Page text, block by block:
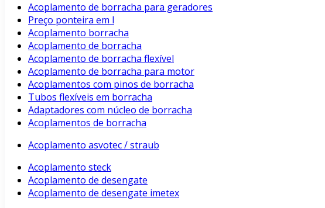
Acoplamento de borracha para geradores
Preço ponteira em l
Acoplamento borracha
Acoplamento de borracha
Acoplamento de borracha flexível
Acoplamento de borracha para motor
Acoplamentos com pinos de borracha
Tubos flexíveis em borracha
Adaptadores com núcleo de borracha
Acoplamentos de borracha
Acoplamento asvotec / straub
Acoplamento steck
Acoplamento de desengate
Acoplamento de desengate imetex